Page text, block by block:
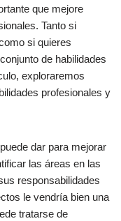
que mejore
Tanto si
si quieres
de habilidades
exploraremos
profesionales y
dar para mejorar
las áreas en las
responsabilidades
le vendría bien una
tratarse de